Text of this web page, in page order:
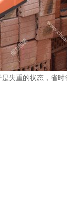
失重的状态，省